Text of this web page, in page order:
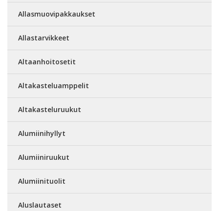
Allasmuovipakkaukset
Allastarvikkeet
Altaanhoitosetit
Altakasteluamppelit
Altakasteluruukut
Alumiinihyllyt
Alumiiniruukut
Alumiinituolit
Aluslautaset